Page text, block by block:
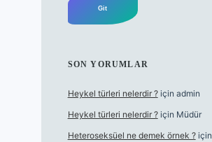
SON YORUMLAR
Heykel türleri nelerdir ?için admin
Heykel türleri nelerdir ?için Müdür
Heteroseksüel ne demek örnek ?için